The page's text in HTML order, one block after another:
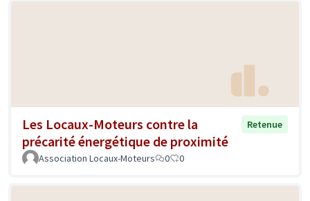
Les Locaux-Moteurs contre la
précarité énergétique de proximité
Retenue
Association Locaux-Moteurs 0 0